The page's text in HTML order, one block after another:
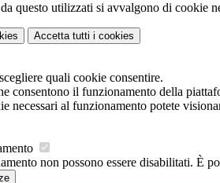
questo utilizzati si avvalgono di cookie
Accetta tutti i cookies
quali cookie consentire.
consentono il funzionamento della
necessari al funzionamento potete
non possono essere disabilitati. È